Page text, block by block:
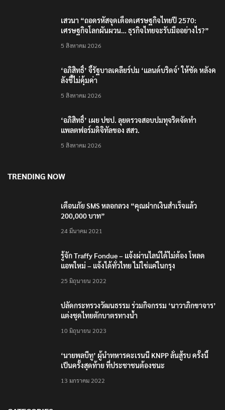
เสวนา “ถอดรหัสจุดเดือดเศรษฐกิจไทยปี 2570:
เศรษฐกิจโลกผันผวน… ธุรกิจไทยจะรับมืออย่างไร?”
5 สิงหาคม 2026
‘อภิสิทธิ์’ จี้รัฐบาลเคลียร์ปม ‘แลนด์บริดจ์’ ให้ชัด หลังค
ลังชี้ไม่คุ้มค่า
5 สิงหาคม 2026
‘อภิสิทธิ์’ เผย ปชป. ลุยตรวจสอบปมทุจริตจัดทำ
แพลตฟอร์มดิจิทัลของ สสว.
5 สิงหาคม 2026
TRENDING NOW
เตือนภัย SMS หลอกลวง “คุณฝากเงินสำเร็จแล้ว
200,000 บาท”
24 มีนาคม 2021
รู้จัก Traffy Fondue – แจ้งผ่านไลน์ได้ไม่ต้อง โหลด
แอพใหม่ – แจ้งได้ทั่วไทย ไม่ใช่แค่ในกรุง
25 มิถุนายน 2022
ปลัดกระทรวงวัฒนธรรม ร่วมกิจกรรม ‘นาวาภิกขาจาร’
แต่งชุดไทยตักบาตรทางน้ำ
10 มิถุนายน 2023
‘นายพลบีทู’ ผู้นำทหารคะเรนนี KNPP ลั่นสู้รบ ครั้งนี้
เป็นครั้งสุดท้าย ที่ประชาชนต้องชนะ
13 มกราคม 2022